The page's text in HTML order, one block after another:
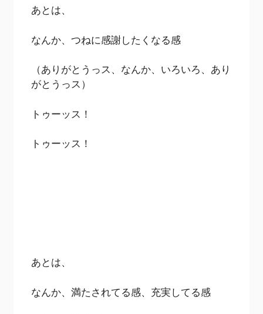
あとは、
なんか、つねに感謝したくなる感
（ありがとうっス、なんか、いろいろ、あり
がとうっス）
トゥーッス！
トゥーッス！
あとは、
なんか、満たされてる感、充実してる感